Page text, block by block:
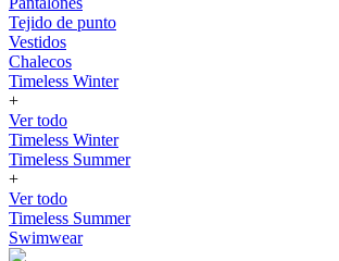
Tejido de punto
Vestidos
Chalecos
Timeless Winter
+
Ver todo
Timeless Winter
Timeless Summer
+
Ver todo
Timeless Summer
Swimwear